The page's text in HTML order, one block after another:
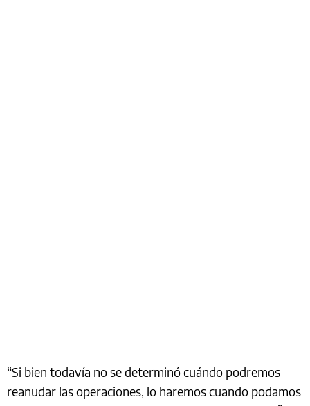
“Si bien todavía no se determinó cuándo podremos
reanudar las operaciones, lo haremos cuando podamos